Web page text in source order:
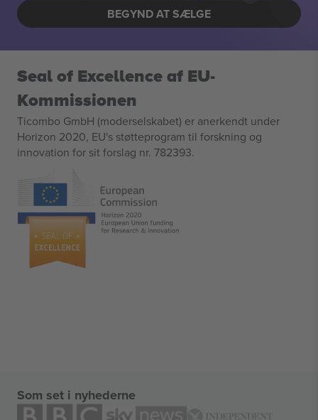
BEGYND AT SÆLGE
Seal of Excellence af EU-
Kommissionen
Ticombo GmbH (moderselskabet) er anerkendt under
Horizon 2020, EU's støtteprogram til forskning og
innovation for sit forslag nr. 782393.
Som set i nyhederne